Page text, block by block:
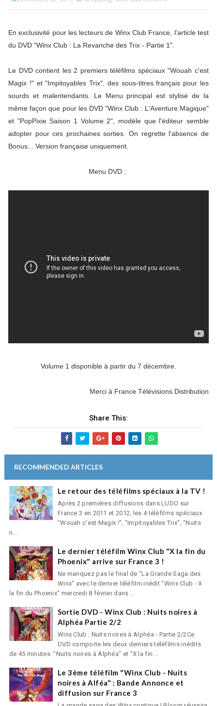
En exclusivité pour les lecteurs de Winx Club France, l'article test
du DVD "Winx Club : La Revanche des Trix - Partie 1".
Le DVD contient les 2 premiers téléfilms spéciaux "Wouah c'est
Magix !" et "Impitoyables Trix", des sous-titres français pour les
sourds et malentendants. Le Menu principal est stylisé de la
même façon que pour les DVD "Winx Club : L'Aventure Magique"
et "PopPixie Saison 1 Volume 2", modèle que l'éditeur semble
adopter pour ces prochaines sorties. On regrette l'absence de
Bonus... Version française uniquement.
Menu DVD :
Volume 1 disponible à partir du 7 décembre.
Merci à France Télévisions Distribution
Share This:
RECOMMENDED ARTICLES
Le retour des téléfilms spéciaux à la TV !
Après 2 premières diffusions dans LUDO sur
France 3 en 2011 et 2012, les 4 téléfilms spéciaux
"Wouah c'est Magix !", "Impitoyables Trix", "Nuits
n...
Le dernier téléfilm Winx Club "X la fin du
Phoenix" arrive sur France 3 !
Ne manquez pas le final de "La Grande Saga des
Winx" avec le dernier téléfilm inédit "Winx Club - X
la fin du Phoenix" mercredi 8 février dans ...
Sortie DVD - Winx Club : Nuits noires à
Alphéa Partie 2/2
Winx Club : Nuits noires à Alphéa - Partie 2/2Ce
DVD comporte les deux derniers téléfilms inédits
de 45 minutes :"Nuits noires à Alphéa" et "X la fin ...
Le 3ème téléfilm "Winx Club - Nuits
noires à Alféa" : Bande Annonce et
diffusion sur France 3